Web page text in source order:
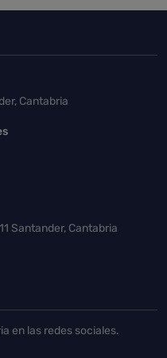
Cantabria
Santander, Cantabria
en las redes sociales.